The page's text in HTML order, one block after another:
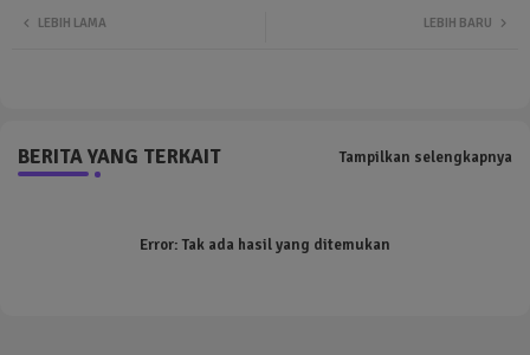
LEBIH BARU
LEBIH LAMA
BERITA YANG TERKAIT Tampilkan selengkapnya
Error:Tak ada hasil yang ditemukan